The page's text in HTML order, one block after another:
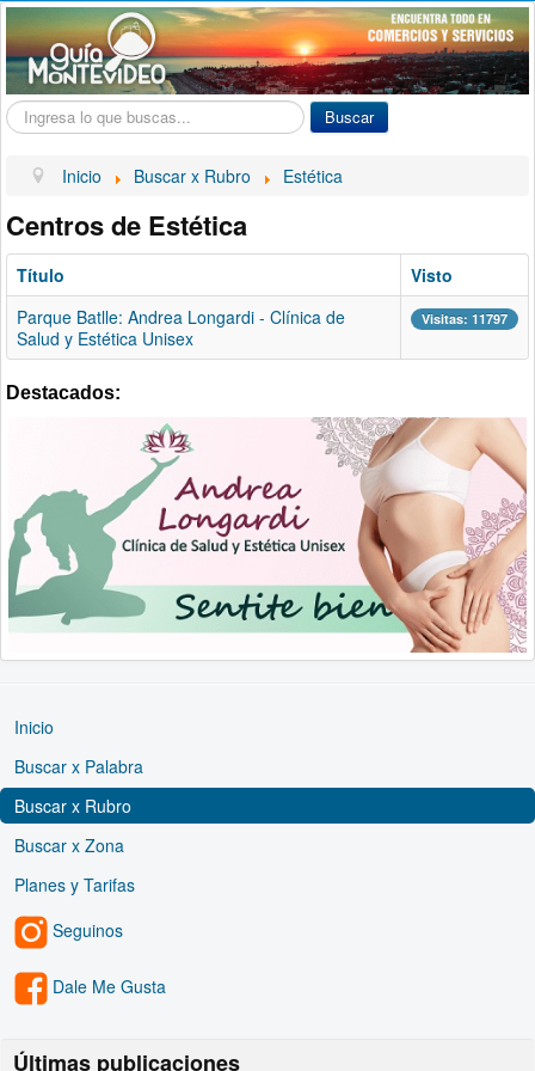
Buscar... Buscar
Inicio Buscar x Rubro Estética
Centros de Estética
Título
Visto
Parque Batlle: Andrea Longardi - Clínica de
Salud y Estética Unisex
Visitas: 11797
Destacados:
Inicio
Buscar x Palabra
Buscar x Rubro
Buscar x Zona
Planes y Tarifas
Seguinos
Dale Me Gusta
Últimas publicaciones